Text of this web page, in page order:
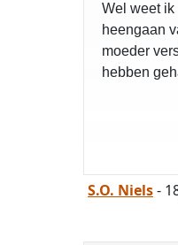
Wel weet ik
heengaan
moeder
hebben
S.O. Niels-